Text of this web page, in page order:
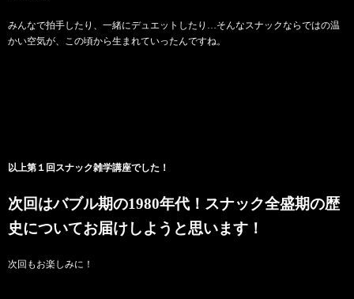
みんなで拍手したり、一緒にデュエットしたり…そんなスナックならではの温
かい空気が、この頃から生まれていったんですね。
以上第１回スナック雑学講座でした！
次回はバブル期の1980年代！スナック全盛期の歴
史についてお届けしようと思います！
次回もお楽しみに！